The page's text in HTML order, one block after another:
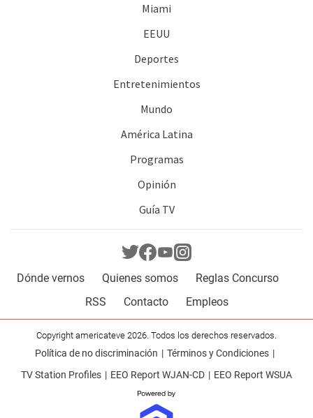
Miami
EEUU
Deportes
Entretenimientos
Mundo
América Latina
Programas
Opinión
Guía TV
Dónde vernos Quienes somos
Reglas Concurso
RSS
Contacto Empleos
Copyright americateve 2026. Todos los derechos reservados.
Política de no discriminación
Términos y Condiciones
TV Station Profiles
EEO Report WJAN-CD EEO Report WSUA